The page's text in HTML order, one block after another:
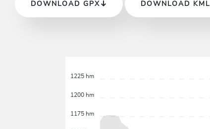
DOWNLOAD GPX DOWNLOAD KML
1175 hm
1200 hm
1225 hm